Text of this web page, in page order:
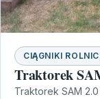
CIĄGNIKI
Traktorek
Traktorek SAM